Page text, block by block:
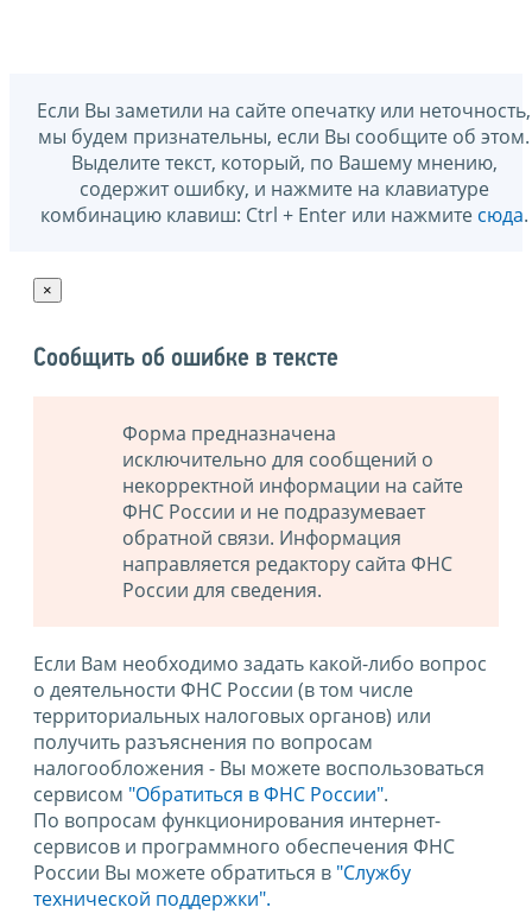
Если Вы заметили на сайте опечатку или неточность,
мы будем признательны, если Вы сообщите об этом.
Выделите текст, который, по Вашему мнению,
содержит ошибку, и нажмите на клавиатуре
комбинацию клавиш: Ctrl + Enter или нажмите сюда.
×
Сообщить об ошибке в тексте
Форма предназначена
исключительно для сообщений о
некорректной информации на сайте
ФНС России и не подразумевает
обратной связи. Информация
направляется редактору сайта ФНС
России для сведения.
Если Вам необходимо задать какой-либо вопрос
о деятельности ФНС России (в том числе
территориальных налоговых органов) или
получить разъяснения по вопросам
налогообложения - Вы можете воспользоваться
сервисом "Обратиться в ФНС России".
По вопросам функционирования интернет-
сервисов и программного обеспечения ФНС
России Вы можете обратиться в "Службу
технической поддержки".